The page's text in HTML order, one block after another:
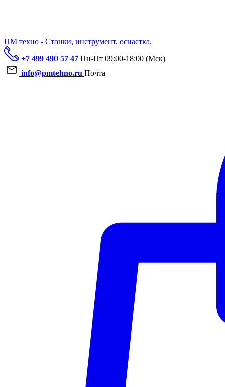
ПМ техно - Станки, инструмент, оснастка.
+7 499 490 57 47 Пн-Пт 09:00-18:00 (Мск)
info@pmtehno.ru Почта